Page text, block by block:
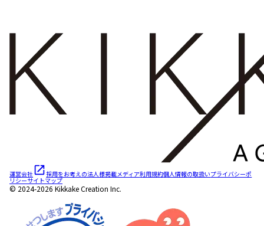
運営会社 採用をお考えの法人様掲載メディア利用規約個人情報の取扱いプライバシーポ
リシーサイトマップ
© 2024-2026 Kikkake Creation Inc.